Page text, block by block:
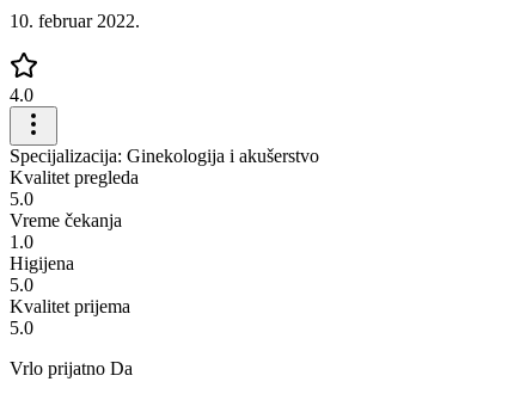
10. februar 2022.
4.0
Specijalizacija: Ginekologija i akušerstvo
Kvalitet pregleda
5.0
Vreme čekanja
1.0
Higijena
5.0
Kvalitet prijema
5.0
Vrlo prijatno Da